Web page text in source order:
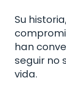
Su
han
seguir no
vida.